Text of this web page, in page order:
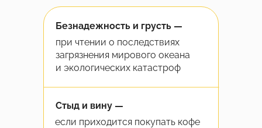
Безнадежность и грусть —
Стыд и вину —
при чтении о последствиях
загрязнения мирового океана
и экологических катастроф
если приходится покупать кофе